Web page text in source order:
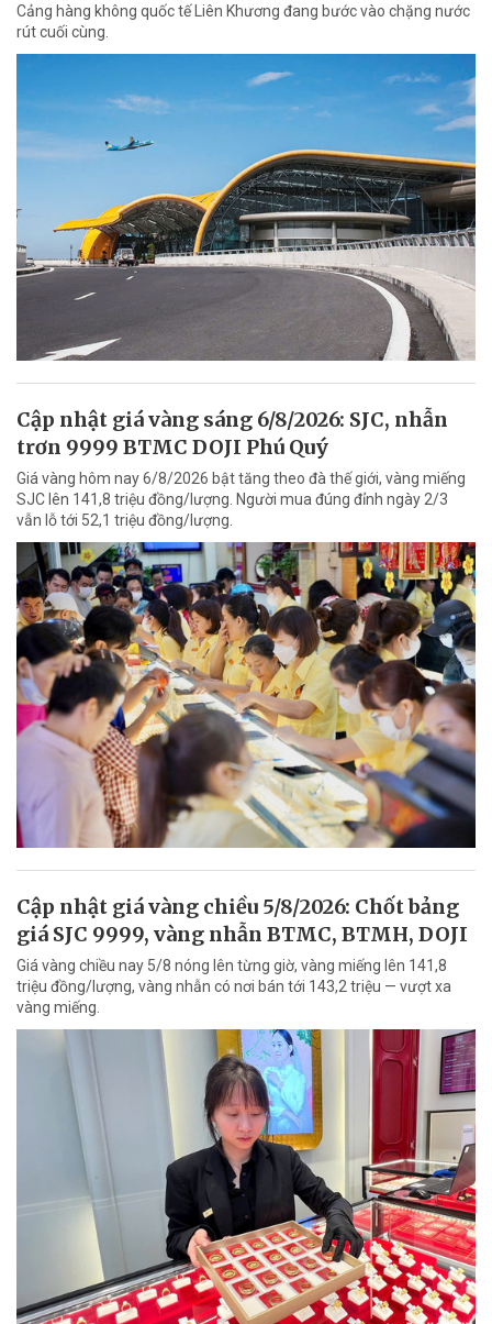
Cảng hàng không quốc tế Liên Khương đang bước vào chặng nước
rút cuối cùng.
Cập nhật giá vàng sáng 6/8/2026: SJC, nhẫn
trơn 9999 BTMC DOJI Phú Quý
Giá vàng hôm nay 6/8/2026 bật tăng theo đà thế giới, vàng miếng
SJC lên 141,8 triệu đồng/lượng. Người mua đúng đỉnh ngày 2/3
vẫn lỗ tới 52,1 triệu đồng/lượng.
Cập nhật giá vàng chiều 5/8/2026: Chốt bảng
giá SJC 9999, vàng nhẫn BTMC, BTMH, DOJI
Giá vàng chiều nay 5/8 nóng lên từng giờ, vàng miếng lên 141,8
triệu đồng/lượng, vàng nhẫn có nơi bán tới 143,2 triệu — vượt xa
vàng miếng.